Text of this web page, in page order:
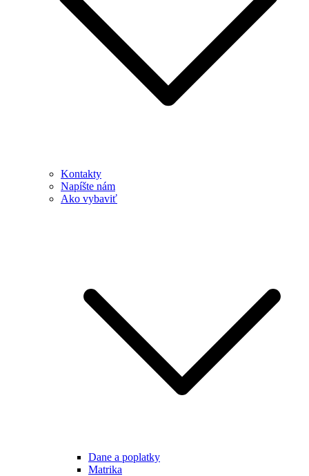
Kontakty
Napíšte nám
Ako vybaviť
Dane a poplatky
Matrika